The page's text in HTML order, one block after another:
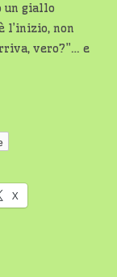
un giallo
l’inizio, non
vero?”… e
X